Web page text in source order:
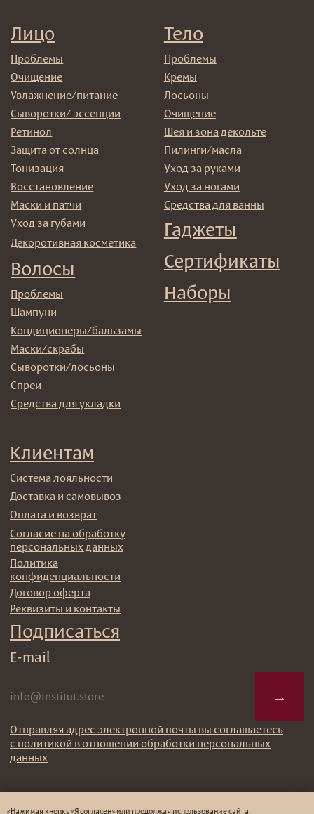
Договор оферта
Реквизиты и контакты
Подписаться
E-mail
→
с политикой в отношении обработки персональных
данных
© 2025 Institute Store
«Нажимая кнопку «Я согласен» или продолжая использование сайта,